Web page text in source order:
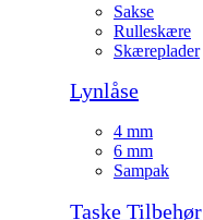
Sakse
Rulleskære
Skæreplader
Lynlåse
4 mm
6 mm
Sampak
Taske Tilbehør